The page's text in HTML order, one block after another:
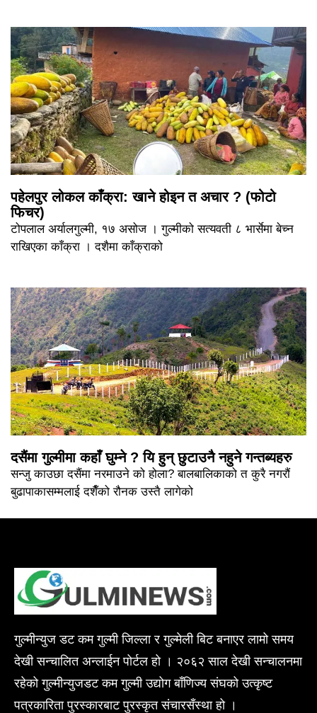
पहेलपुर लोकल काँक्रा: खाने होइन त अचार ? (फोटो
फिचर)
टोपलाल अर्यालगुल्मी, १७ असोज । गुल्मीको सत्यवती ८ भार्सेमा बेच्न
राखिएका काँक्रा । दशैमा काँक्राको
दसैंमा गुल्मीमा कहाँ घुम्ने ? यि हुन् छुटाउनै नहुने गन्तब्यहरु
सन्जु काउछा दसैंमा नरमाउने को होला? बालबालिकाको त कुरै नगरौं
बुढापाकासम्मलाई दशैँको रौनक उस्तै लागेको
गुल्मीन्युज डट कम गुल्मी जिल्ला र गुल्मेली बिट बनाएर लामो समय
देखी सन्चालित अन्लाईन पोर्टल हो । २०६२ साल देखी सन्चालनमा
रहेको गुल्मीन्युजडट कम गुल्मी उद्योग बाँणिज्य संघको उत्कृष्ट
पत्रकारिता पुरस्कारबाट पुरस्कृत संचारसँस्था हो ।